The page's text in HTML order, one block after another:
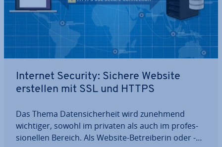
Internet Security: Sichere Website
erstellen mit SSL und HTTPS
Das Thema Da­ten­si­cher­heit wird zunehmend
wichtiger, sowohl im privaten als auch im pro­fes­
sio­nel­len Bereich. Als Website-Be­trei­be­rin oder -